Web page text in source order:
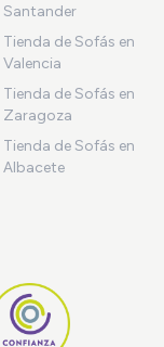
Santander
Tienda de Sofás en
Valencia
Tienda de Sofás en
Zaragoza
Tienda de Sofás en
Albacete